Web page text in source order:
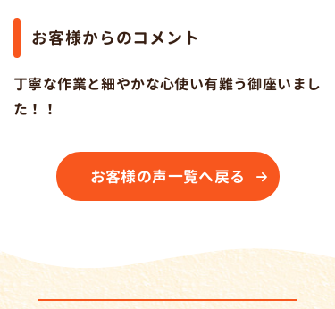
お客様からのコメント
丁寧な作業と細やかな心使い有難う御座いまし
た！！
お客様の声一覧へ戻る